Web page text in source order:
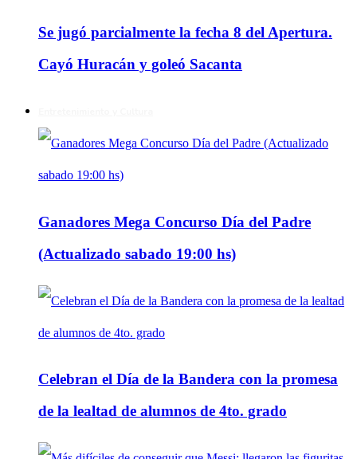
Se jugó parcialmente la fecha 8 del Apertura.
Cayó Huracán y goleó Sacanta
Ganadores Mega Concurso Día del Padre
(Actualizado sabado 19:00 hs)
Celebran el Día de la Bandera con la promesa
de la lealtad de alumnos de 4to. grado